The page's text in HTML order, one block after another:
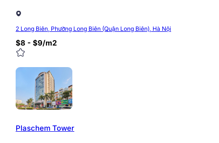
2 Long Biên, Phường Long Biên (Quận Long Biên), Hà Nội
$8 - $9/m2
Plaschem Tower